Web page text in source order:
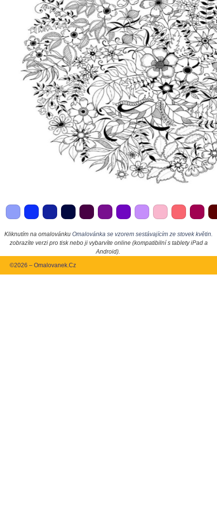
Kliknutím na omalovánku Omalovánka se vzorem sestávajícím ze stovek květin.
zobrazíte verzi pro tisk nebo ji vybarvíte online (kompatibilní s tablety iPad a
Android).
©2026 – Omalovanek.Cz